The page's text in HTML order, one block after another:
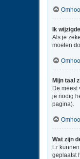
Ik
Als je
moeten
Mijn taal
De
je nodig
pagina).
Wat zijn
Er
geplaatst